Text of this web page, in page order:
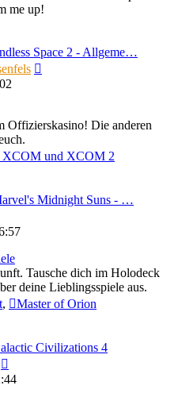
me up!
Space 2 - Allgeme…
Offizierskasino! Die anderen
XCOM und XCOM 2
Midnight Suns - …
Tausche dich im Holodeck
deine Lieblingsspiele aus.
,
Master of Orion
Civilizations 4
Beitrag